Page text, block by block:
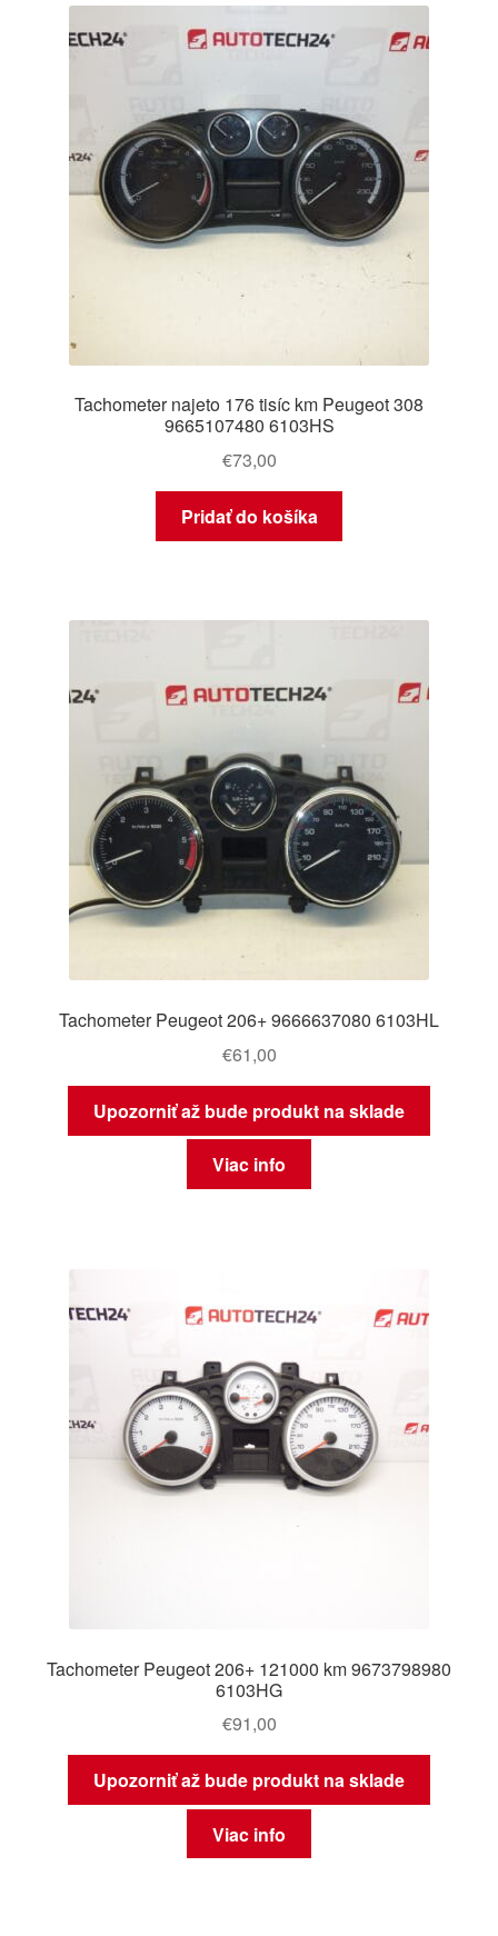
Tachometer najeto 176 tisíc km Peugeot 308
9665107480 6103HS
€73,00
Pridať do košíka
Tachometer Peugeot 206+ 9666637080 6103HL
€61,00
Upozorniť až bude produkt na sklade
Viac info
Tachometer Peugeot 206+ 121000 km 9673798980
6103HG
€91,00
Upozorniť až bude produkt na sklade
Viac info